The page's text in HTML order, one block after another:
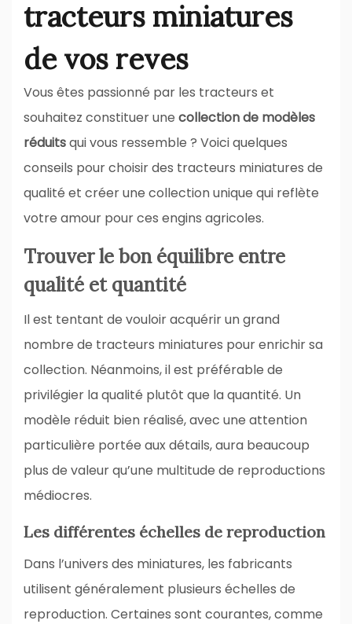
tracteurs miniatures
de vos reves
Vous êtes passionné par les tracteurs et
souhaitez constituer une collection de modèles
réduitsqui vous ressemble ? Voici quelques
conseils pour choisir des tracteurs miniatures de
qualité et créer une collection unique qui reflète
votre amour pour ces engins agricoles.
Trouver le bon équilibre entre
qualité et quantité
Il est tentant de vouloir acquérir un grand
nombre de tracteurs miniatures pour enrichir sa
collection. Néanmoins, il est préférable de
privilégier la qualité plutôt que la quantité. Un
modèle réduit bien réalisé, avec une attention
particulière portée aux détails, aura beaucoup
plus de valeur qu’une multitude de reproductions
médiocres.
Les différentes échelles de reproduction
Dans l’univers des miniatures, les fabricants
utilisent généralement plusieurs échelles de
reproduction. Certaines sont courantes, comme